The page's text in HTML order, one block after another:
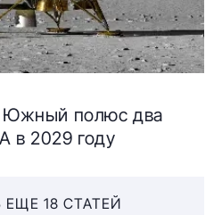
Южный полюс два
в 2029 году
ЕЩЕ 18 СТАТЕЙ